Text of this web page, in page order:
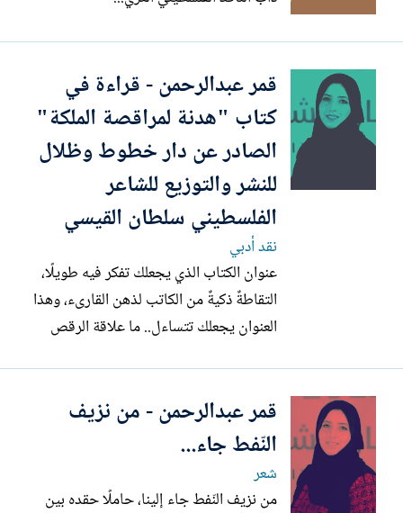
قمر عبدالرحمن - قراءة في
كتاب "هدنة لمراقصة الملكة"
الصادر عن دار خطوط وظلال
للنشر والتوزيع للشاعر
الفلسطيني سلطان القيسي
نقد أدبي
عنوان الكتاب الذي يجعلك تفكر فيه طويلًا،
التقاطةٌ ذكيةٌ من الكاتب لذهن القارىء، وهذا
العنوان يجعلك تتساءل.. ما علاقة الرقص
المحاربين، لإلهاء المستعمرين، لزفير العشاق،
لكن الشاعر جمع كل مقاصد الفرح هذه في
رقصة...
قمر عبدالرحمن - من نزيف
النّفط جاء...
شعر
من نزيف النّفط جاء إلينا، حاملًا حقده بين